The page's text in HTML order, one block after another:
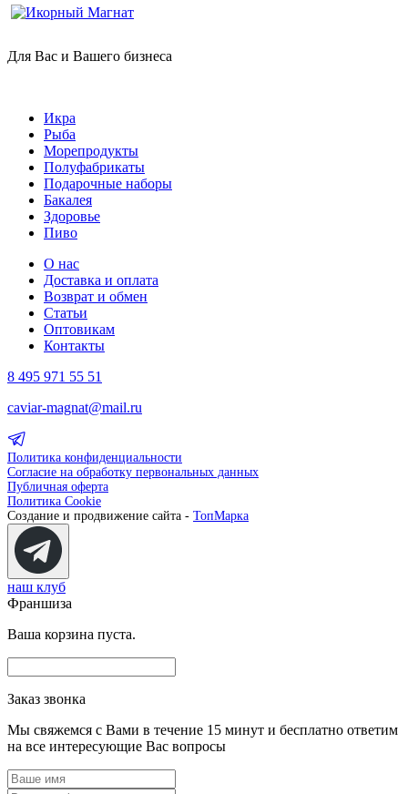
Для Вас и Вашего бизнеса
Икра
Рыба
Морепродукты
Полуфабрикаты
Подарочные наборы
Бакалея
Здоровье
Пиво
О нас
Доставка и оплата
Возврат и обмен
Статьи
Оптовикам
Контакты
8 495 971 55 51
caviar-magnat@mail.ru
Политика конфиденциальности
Согласие на обработку первональных данных
Публичная оферта
Политика Cookie
Создание и продвижение сайта - ТопМарка
наш клуб
Франшиза
Ваша корзина пуста.
Заказ звонка
Мы свяжемся с Вами в течение 15 минут и бесплатно ответим
на все интересующие Вас вопросы